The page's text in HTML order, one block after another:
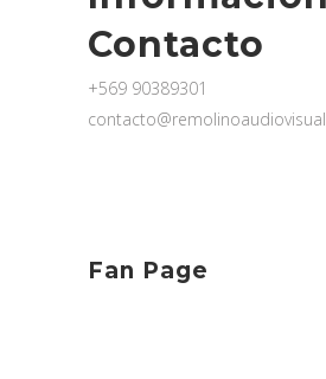
Contacto
+569 90389301
Fan Page